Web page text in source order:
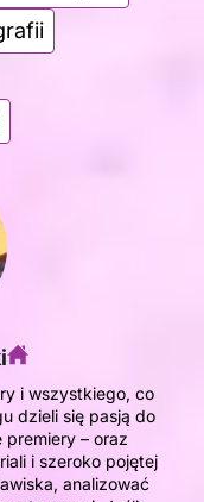
i wszystkiego, co
dzieli się pasją do
– oraz
i szeroko pojętej
analizować